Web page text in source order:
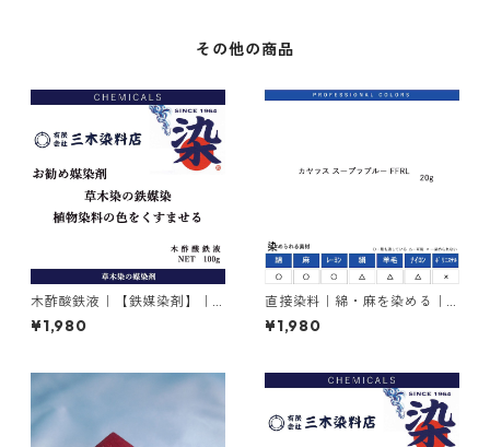
その他の商品
木酢酸鉄液｜【鉄媒染剤】｜1
00g
¥1,980
直接染料｜綿・麻を染める｜2
0g｜カヤラス スープラブルー
FFRL（青色）
¥1,980